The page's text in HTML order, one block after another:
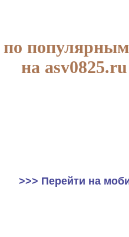
на asv0825.ru
>>> Перейти на